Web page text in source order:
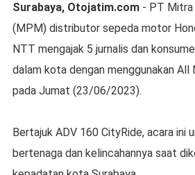
Surabaya, Otojatim.com- PT Mitra
(MPM) distributor sepeda motor
NTT mengajak 5 jurnalis dan
dalam kota dengan menggunakan All
pada Jumat (23/06/2023).
Bertajuk ADV 160 CityRide, acara ini
bertenaga dan kelincahannya saat